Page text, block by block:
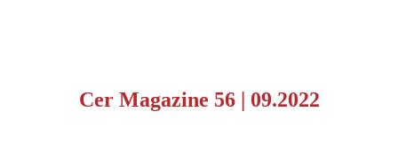
Cer Magazine 56 | 09.2022